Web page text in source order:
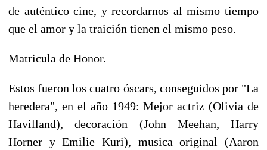
de auténtico cine, y recordarnos al mismo tiempo
que el amor y la traición tienen el mismo peso.
Matricula de Honor.
Estos fueron los cuatro óscars, conseguidos por "La
heredera", en el año 1949: Mejor actriz (Olivia de
Havilland), decoración (John Meehan, Harry
Horner y Emilie Kuri), musica original (Aaron